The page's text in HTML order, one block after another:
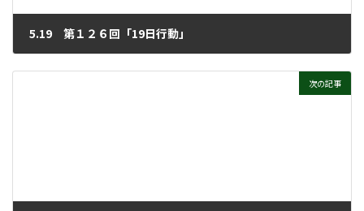
5.19 第１２６回「19日行動」
次の記事